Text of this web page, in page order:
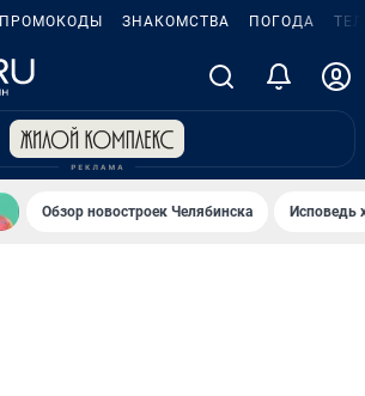
ПРОМОКОДЫ ЗНАКОМСТВА ПОГОДА
Обзор новостроек Челябинска Исповедь